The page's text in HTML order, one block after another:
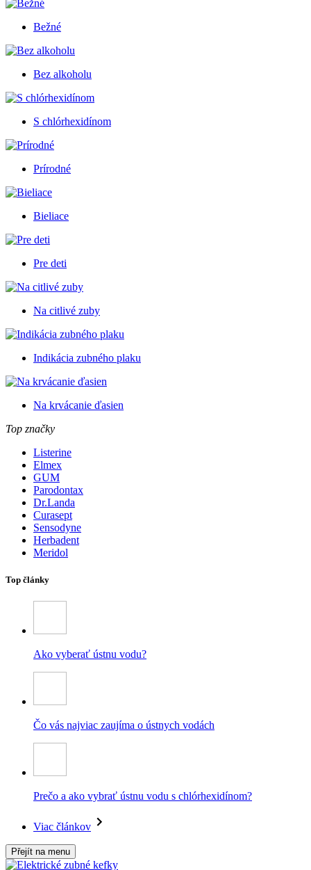
Bežné
Bez alkoholu
S chlórhexidínom
Prírodné
Bieliace
Pre deti
Na citlivé zuby
Indikácia zubného plaku
Na krvácanie ďasien
Top značky
Listerine
Elmex
GUM
Parodontax
Dr.Landa
Curasept
Sensodyne
Herbadent
Meridol
Top články
Ako vyberať ústnu vodu?
Čo vás najviac zaujíma o ústnych vodách
Prečo a ako vybrať ústnu vodu s chlórhexidínom?
Viac článkov
Přejít na menu